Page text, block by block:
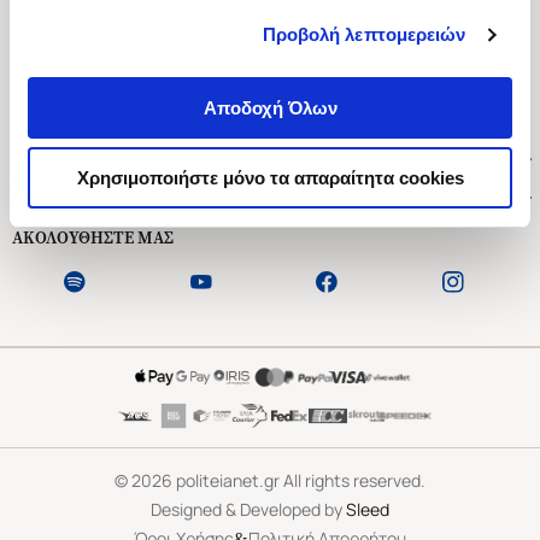
Προβολή λεπτομερειών
Αποδοχή Όλων
Χρησιμοποιήστε μόνο τα απαραίτητα cookies
Ασκληπιού 1-3, Αθήνα 106 79
Δευτέρα - Παρασκευή 09:00-21:00
Εξυπηρέτηση Πελατών
ΑΚΟΛΟΥΘΗΣΤΕ ΜΑΣ
©2026 politeianet.gr All rights reserved.
Designed & Developed bySleed